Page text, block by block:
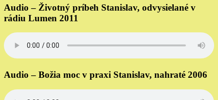
Audio – Životný príbeh Stanislav, odvysielané v
rádiu Lumen 2011
Audio – Božia moc v praxi Stanislav, nahraté 2006